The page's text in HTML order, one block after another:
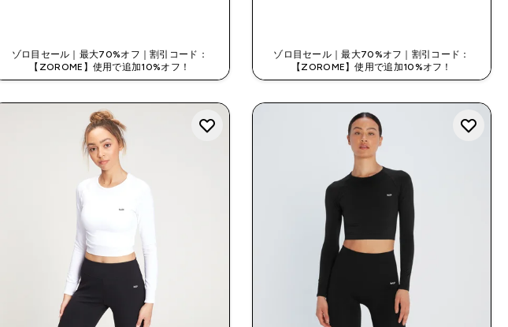
ゾロ目セール｜最大70%オフ｜割引コード：
【ZOROME】使用で追加10%オフ！
ゾロ目セール｜最大70%オフ｜割引コード：
【ZOROME】使用で追加10%オフ！